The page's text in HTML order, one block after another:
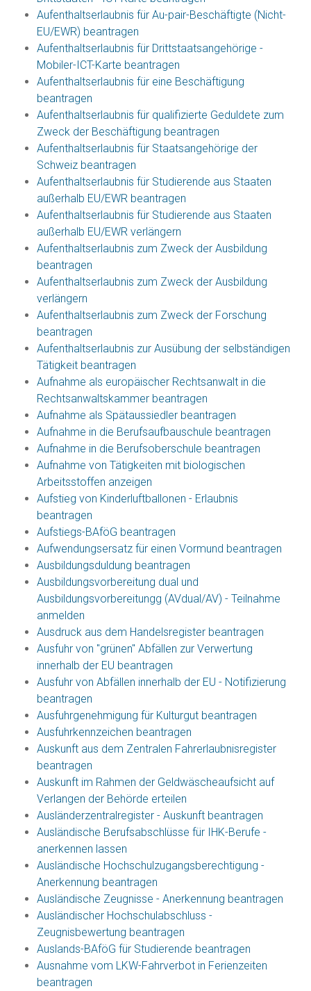
Aufenthaltserlaubnis für Au-pair-Beschäftigte (Nicht-
EU/EWR) beantragen
Aufenthaltserlaubnis für Drittstaatsangehörige -
Mobiler-ICT-Karte beantragen
Aufenthaltserlaubnis für eine Beschäftigung
beantragen
Aufenthaltserlaubnis für qualifizierte Geduldete zum
Zweck der Beschäftigung beantragen
Aufenthaltserlaubnis für Staatsangehörige der
Schweiz beantragen
Aufenthaltserlaubnis für Studierende aus Staaten
außerhalb EU/EWR beantragen
Aufenthaltserlaubnis für Studierende aus Staaten
außerhalb EU/EWR verlängern
Aufenthaltserlaubnis zum Zweck der Ausbildung
beantragen
Aufenthaltserlaubnis zum Zweck der Ausbildung
verlängern
Aufenthaltserlaubnis zum Zweck der Forschung
beantragen
Aufenthaltserlaubnis zur Ausübung der selbständigen
Tätigkeit beantragen
Aufnahme als europäischer Rechtsanwalt in die
Rechtsanwaltskammer beantragen
Aufnahme als Spätaussiedler beantragen
Aufnahme in die Berufsaufbauschule beantragen
Aufnahme in die Berufsoberschule beantragen
Aufnahme von Tätigkeiten mit biologischen
Arbeitsstoffen anzeigen
Aufstieg von Kinderluftballonen - Erlaubnis
beantragen
Aufstiegs-BAföG beantragen
Aufwendungsersatz für einen Vormund beantragen
Ausbildungsduldung beantragen
Ausbildungsvorbereitung dual und
Ausbildungsvorbereitungg (AVdual/AV) - Teilnahme
anmelden
Ausdruck aus dem Handelsregister beantragen
Ausfuhr von "grünen" Abfällen zur Verwertung
innerhalb der EU beantragen
Ausfuhr von Abfällen innerhalb der EU - Notifizierung
beantragen
Ausfuhrgenehmigung für Kulturgut beantragen
Ausfuhrkennzeichen beantragen
Auskunft aus dem Zentralen Fahrerlaubnisregister
beantragen
Auskunft im Rahmen der Geldwäscheaufsicht auf
Verlangen der Behörde erteilen
Ausländerzentralregister - Auskunft beantragen
Ausländische Berufsabschlüsse für IHK-Berufe -
anerkennen lassen
Ausländische Hochschulzugangsberechtigung -
Anerkennung beantragen
Ausländische Zeugnisse - Anerkennung beantragen
Ausländischer Hochschulabschluss -
Zeugnisbewertung beantragen
Auslands-BAföG für Studierende beantragen
Ausnahme vom LKW-Fahrverbot in Ferienzeiten
beantragen